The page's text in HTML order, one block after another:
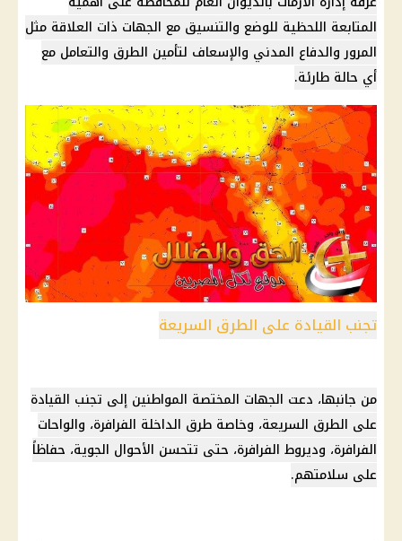
المتابعة اللحظية للوضع والتنسيق مع الجهات ذات العلاقة مثل
المرور والدفاع المدني والإسعاف لتأمين الطرق والتعامل مع
أي حالة طارئة.
تجنب القيادة على الطرق السريعة
من جانبها، دعت الجهات المختصة المواطنين إلى تجنب القيادة
على الطرق السريعة، وخاصة طرق الداخلة الفرافرة، والواحات
الفرافرة، وديروط الفرافرة، حتى تتحسن الأحوال الجوية، حفاظاً
على سلامتهم.